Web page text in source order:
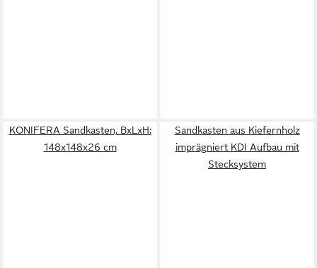
KONIFERA Sandkasten, BxLxH:
148x148x26 cm
Sandkasten aus Kiefernholz
imprägniert KDI Aufbau mit
Stecksystem